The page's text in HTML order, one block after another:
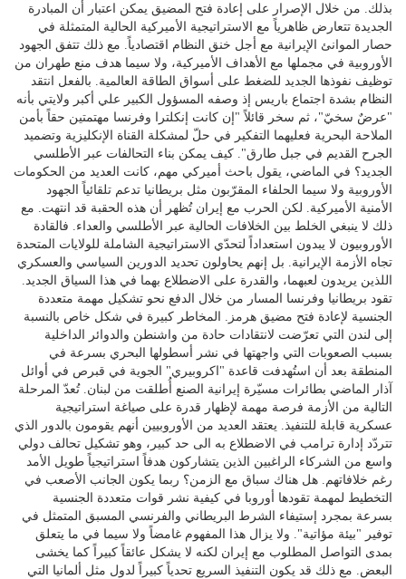
بذلك. من خلال الإصرار على إعادة فتح المضيق يمكن اعتبار أن المبادرة
الجديدة تتعارض ظاهرياً مع الاستراتيجية الأميركية الحالية المتمثلة في
حصار الموانئ الإيرانية مع أجل خنق النظام اقتصادياً. مع ذلك تتفق الجهود
الأوروبية في مجملها مع الأهداف الأميركية، ولا سيما هدف منع طهران من
توظيف نفوذها الجديد للضغط على أسواق الطاقة العالمية. بالفعل انتقد
النظام بشدة اجتماع باريس إذ وصفه المسؤول الكبير علي أكبر ولايتي بأنه
"عرضٌ سخيّ"، ثم سخر قائلاً "إن كانت إنكلترا وفرنسا مهتمتين حقاً بأمن
الملاحة البحرية فعليهما التفكير في حلّ لمشكلة القناة الإنكليزية وتضميد
الجرح القديم في جبل طارق". كيف يمكن بناء التحالفات عبر الأطلسي
الجديد؟ في الماضي، يقول باحث أميركي مهم، كانت العديد من الحكومات
الأوروبية ولا سيما الحلفاء المقرّبون مثل بريطانيا تدعم تلقائياً الجهود
الأمنية الأميركية. لكن الحرب مع إيران تُظهر أن هذه الحقبة قد انتهت. مع
ذلك لا ينبغي الخلط بين الخلافات الحالية عبر الأطلسي والعداء. فالقادة
الأوروبيون لا يبدون استعداداً لتحدّي الاستراتيجية الشاملة للولايات المتحدة
تجاه الأزمة الإيرانية. بل إنهم يحاولون تحديد الدورين السياسي والعسكري
اللذين يريدون لعبهما، والقدرة على الاضطلاع بهما في هذا السياق الجديد.
تقود بريطانيا وفرنسا المسار من خلال الدفع نحو تشكيل مهمة متعددة
الجنسية لإعادة فتح مضيق هرمز. المخاطر كبيرة في شكل خاص بالنسبة
إلى لندن التي تعرّضت لانتقادات حادة من واشنطن والدوائر الداخلية
بسبب الصعوبات التي واجهتها في نشر أسطولها البحري بسرعة في
المنطقة بعد أن استُهدفت قاعدة "اكروبيري" الجوية في قبرص في أوائل
آذار الماضي بطائرات مسيّرة إيرانية الصنع أُطلقت من لبنان. تُعدّ المرحلة
التالية من الأزمة فرصة مهمة لإظهار قدرة على صياغة استراتيجية
عسكرية قابلة للتنفيذ. يعتقد العديد من الأوروبيين أنهم يقومون بالدور الذي
تتردّد إدارة ترامب في الاضطلاع به الى حد كبير، وهو تشكيل تحالف دولي
واسع من الشركاء الراغبين الذين يتشاركون هدفاً استراتيجياً طويل الأمد
رغم خلافاتهم. هل هناك سباق مع الزمن؟ ربما يكون الجانب الأصعب في
التخطيط لمهمة تقودها أوروبا في كيفية نشر قوات متعددة الجنسية
بسرعة بمجرد إستيفاء الشرط البريطاني والفرنسي المسبق المتمثل في
توفير "بيئة مؤاتية". ولا يزال هذا المفهوم غامضاً ولا سيما في ما يتعلق
بمدى التواصل المطلوب مع إيران لكنه لا يشكل عائقاً كبيراً كما يخشى
البعض. مع ذلك قد يكون التنفيذ السريع تحدياً كبيراً لدول مثل ألمانيا التي